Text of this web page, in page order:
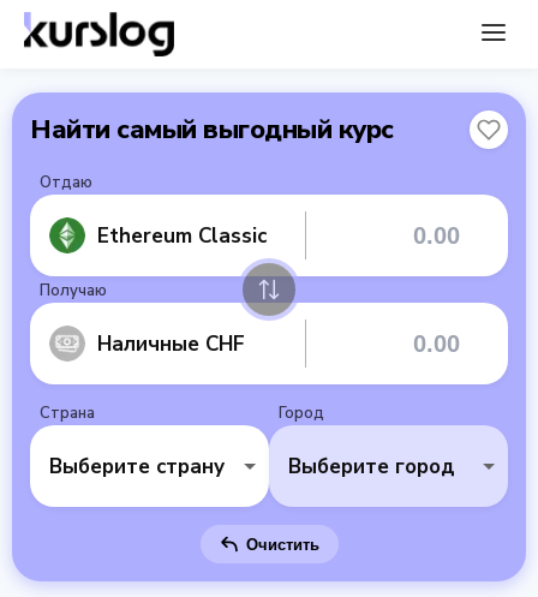
Найти самый выгодный курс
Отдаю
Ethereum Classic
Получаю
Наличные CHF
Страна
Выберите страну
Город
Выберите город
Очистить